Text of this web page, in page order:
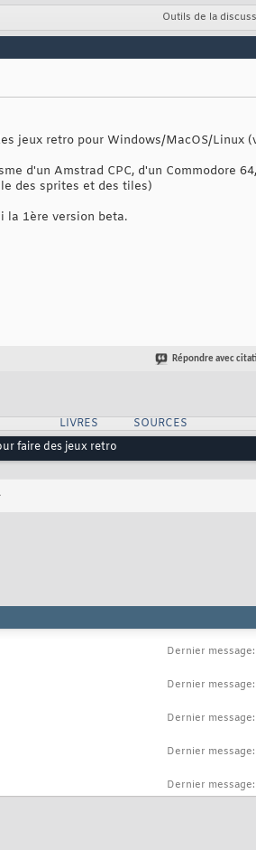
Outils de la
jeux retro pour Windows/MacOS/Linux
d'un Amstrad CPC, d'un Commodore
des sprites et des tiles)
la 1ère version beta.
Répondre avec
LIVRES
SOURCES
faire des jeux retro
Dernier message:
Dernier message:
Dernier message:
Dernier message:
Dernier message: